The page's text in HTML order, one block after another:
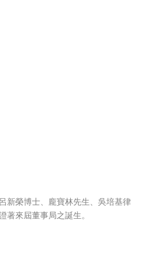
新榮博士、龐寶林先生、吳培基律
著來屆董事局之誕生。